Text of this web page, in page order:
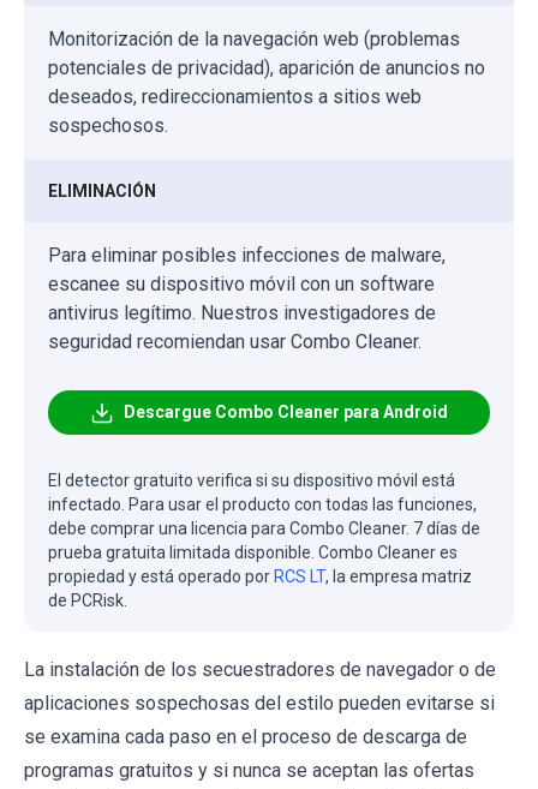
Monitorización de la navegación web (problemas
potenciales de privacidad), aparición de anuncios no
deseados, redireccionamientos a sitios web
sospechosos.
ELIMINACIÓN
Para eliminar posibles infecciones de malware,
escanee su dispositivo móvil con un software
antivirus legítimo. Nuestros investigadores de
seguridad recomiendan usar Combo Cleaner.
Descargue Combo Cleaner para Android
El detector gratuito verifica si su dispositivo móvil está
infectado. Para usar el producto con todas las funciones,
debe comprar una licencia para Combo Cleaner. 7 días de
prueba gratuita limitada disponible. Combo Cleaner es
propiedad y está operado por RCS LT, la empresa matriz
de PCRisk.
La instalación de los secuestradores de navegador o de
aplicaciones sospechosas del estilo pueden evitarse si
se examina cada paso en el proceso de descarga de
programas gratuitos y si nunca se aceptan las ofertas